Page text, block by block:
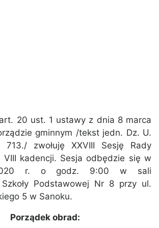
20 ust. 1 ustawy z dnia 8 marca
gminnym /tekst jedn. Dz. U.
zwołuję XXVIII Sesję Rady
VIII kadencji. Sesja odbędzie się w
r. o godz. 9:00 w sali
Szkoły Podstawowej Nr 8 przy ul.
5 w Sanoku.
Porządek obrad: